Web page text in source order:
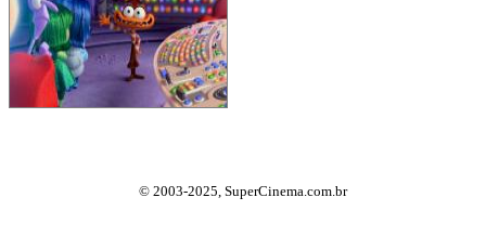
© 2003-2025, SuperCinema.com.br